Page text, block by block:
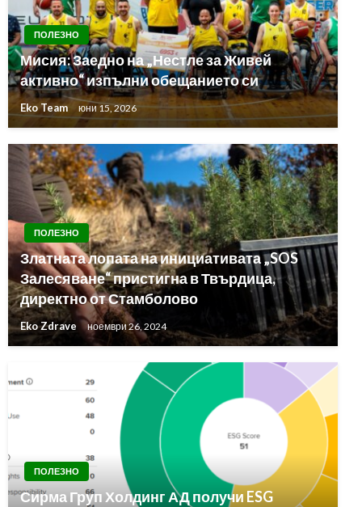
ПОЛЕЗНО
Мисия: Заедно на „Нестле за Живей
активно“ изпълни обещанието си
Eko Team юни 15, 2026
ПОЛЕЗНО
Златната лопата на инициативата „SOS
Залесяване“ пристигна в Твърдица,
директно от Стамболово
Eko Zdrave ноември 26, 2024
ПОЛЕЗНО
Сирма Груп Холдинг АД получи ESG